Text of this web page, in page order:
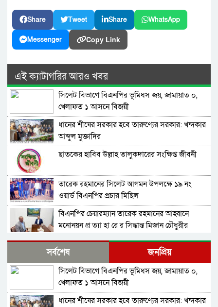
Share Tweet Share WhatsApp
Messenger Copy Link
এই ক্যাটাগরির আরও খবর
সিলেট বিভাগে বিএনপির ভূমিধস জয়, জামায়াত ০,
খেলাফত ১ আসনে বিজয়ী
ধানের শীষের সরকার হবে তারুণ্যের সরকার: খন্দকার
আব্দুল মুক্তাদির
ছাতকের হাবিব উল্লাহ তালুকদারের সংক্ষিপ্ত জীবনী
তারেক রহমানের সিলেট আগমন উপলক্ষে ১৯ নং
ওয়ার্ড বিএনপির প্রচার মিছিল
বিএনপির চেয়ারম্যান তারেক রহমানের আহ্বানে
মনোনয়ন প্র ত্যা হা রে র সিদ্ধান্ত মিজান চৌধুরীর
বিএনপির চেয়ারম্যান হিসেবে দায়িত্ব গ্রহণ করলেন
তারেক রহমান
ফের বে প রো য়া পাথর খে কো রা, ‘বো মা’ মেশিন দিয়ে
পাথর উত্তোলন
বেগম খালেদা জিয়ার জানাজা সম্পন্ন, শেষ বিদায়ে লাখ
সর্বশেষ জনপ্রিয়
সিলেট বিভাগে বিএনপির ভূমিধস জয়, জামায়াত ০,
খেলাফত ১ আসনে বিজয়ী
ধানের শীষের সরকার হবে তারুণ্যের সরকার: খন্দকার